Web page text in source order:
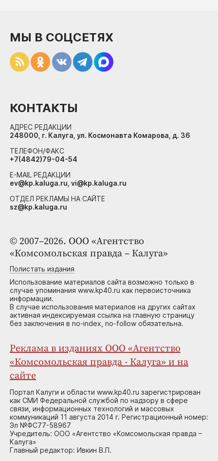
© 2007–2026. ООО «Агентство
«Комсомольская правда – Калуга»
Полистать издания
Использование материалов сайта возможно только в
случае упоминания www.kp40.ru как первоисточника
информации.
В случае использования материалов на других сайтах
активная индексируемая ссылка на главную страницу
без заключения в no-index, no-follow обязательна.
Реклама в изданиях ООО «Агентство
«Комсомольская правда - Калуга» и на
сайте
Портал Калуги и области www.kp40.ru зарегистрирован
как СМИ Федеральной службой по надзору в сфере
связи, информационных технологий и массовых
коммуникаций 11 августа 2014 г. Регистрационный номер:
Эл №ФС77-58967
Учредитель: ООО «Агентство «Комсомольская правда –
Калуга»
Главный редактор: Ивкин В.П.
МЫ В СОЦСЕТЯХ
КОНТАКТЫ
АДРЕС РЕДАКЦИИ
248000, г. Калуга, ул. Космонавта Комарова, д. 36
ТЕЛЕФОН/ФАКС
+7(4842)79-04-54
E-MAIL РЕДАКЦИИ
ev@kp.kaluga.ru, vi@kp.kaluga.ru
ОТДЕЛ РЕКЛАМЫ НА САЙТЕ
sz@kp.kaluga.ru